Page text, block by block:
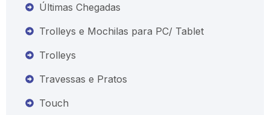
Últimas Chegadas
Trolleys e Mochilas para PC/ Tablet
Trolleys
Travessas e Pratos
Touch